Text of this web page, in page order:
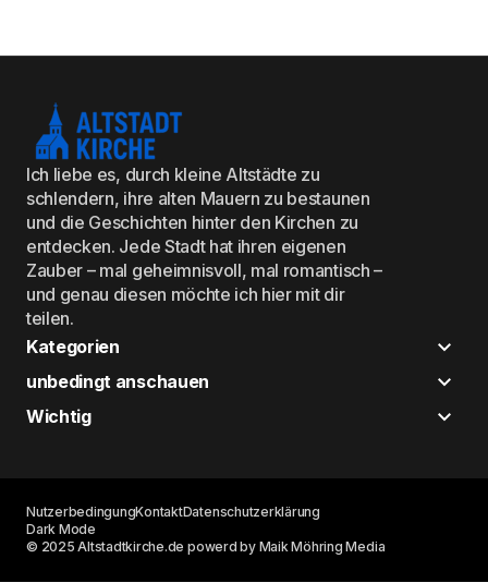
Ich liebe es, durch kleine Altstädte zu
schlendern, ihre alten Mauern zu bestaunen
und die Geschichten hinter den Kirchen zu
entdecken. Jede Stadt hat ihren eigenen
Zauber – mal geheimnisvoll, mal romantisch –
und genau diesen möchte ich hier mit dir
teilen.
Kategorien
unbedingt anschauen
Wichtig
© 2025 Altstadtkirche.de powerd by Maik Möhring Media
NutzerbedingungKontaktDatenschutzerklärung
Dark Mode